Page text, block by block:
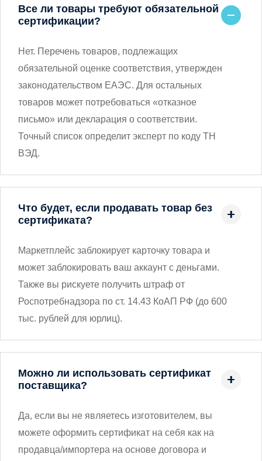
Все ли товары требуют обязательной
сертификации?
Нет. Перечень товаров, подлежащих
обязательной оценке соответствия, утвержден
законодательством ЕАЭС. Для остальных
товаров может потребоваться «отказное
письмо» или декларация о соответствии.
Точный список определит эксперт по коду ТН
ВЭД.
Что будет, если продавать товар без
сертификата?
Маркетплейс заблокирует карточку товара и
может заблокировать ваш аккаунт с деньгами.
Также вы рискуете получить штраф от
Роспотребнадзора по ст. 14.43 КоАП РФ (до 600
тыс. рублей для юрлиц).
Можно ли использовать сертификат
поставщика?
Да, если вы не являетесь изготовителем, вы
можете оформить сертификат на себя как на
продавца/импортера на основе договора и